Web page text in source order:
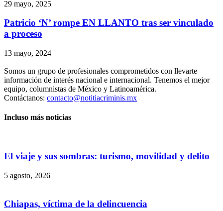
29 mayo, 2025
Patricio ‘N’ rompe EN LLANTO tras ser vinculado
a proceso
13 mayo, 2024
Somos un grupo de profesionales comprometidos con llevarte
información de interés nacional e internacional. Tenemos el mejor
equipo, columnistas de México y Latinoamérica.
Contáctanos: contacto@notitiacriminis.mx
Incluso más noticias
El viaje y sus sombras: turismo, movilidad y delito
5 agosto, 2026
Chiapas, víctima de la delincuencia